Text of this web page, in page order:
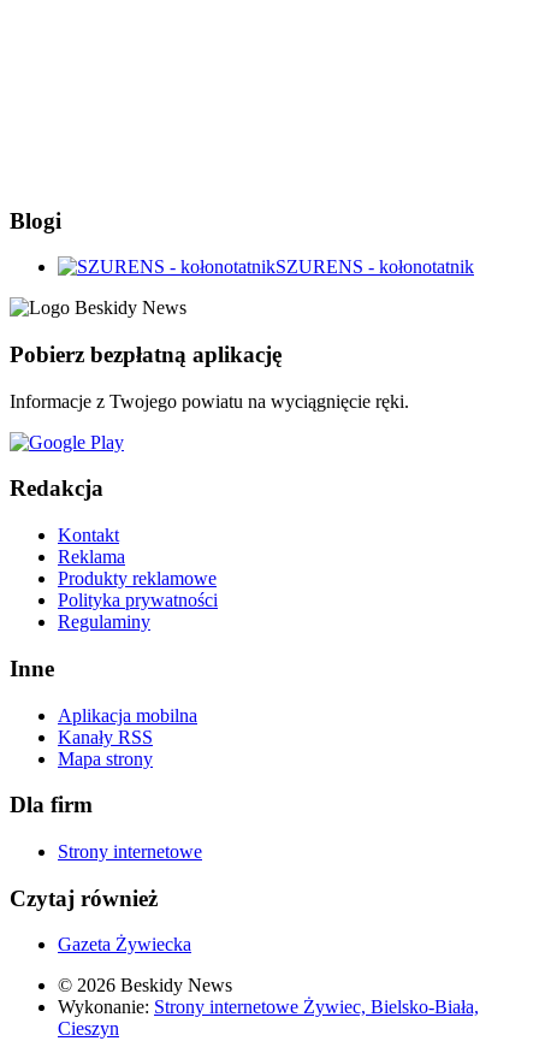
Blogi
SZURENS - kołonotatnik
Pobierz bezpłatną aplikację
Informacje z Twojego powiatu na wyciągnięcie ręki.
Redakcja
Kontakt
Reklama
Produkty reklamowe
Polityka prywatności
Regulaminy
Inne
Aplikacja mobilna
Kanały RSS
Mapa strony
Dla firm
Strony internetowe
Czytaj również
Gazeta Żywiecka
© 2026 Beskidy News
Wykonanie: Strony internetowe Żywiec, Bielsko-Biała,
Cieszyn